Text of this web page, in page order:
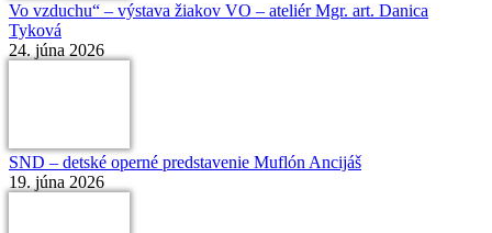
Vo vzduchu“ – výstava žiakov VO – ateliér Mgr. art. Danica
Tyková
24. júna 2026
SND – detské operné predstavenie Muflón Ancijáš
19. júna 2026